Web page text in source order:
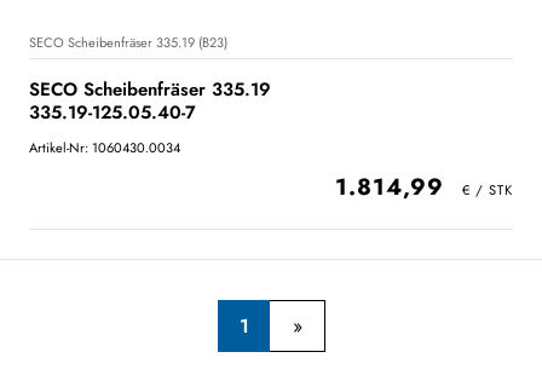
SECO Scheibenfräser 335.19 (B23)
SECO Scheibenfräser 335.19
335.19-125.05.40-7
Artikel-Nr: 1060430.0034
1.814,99
1